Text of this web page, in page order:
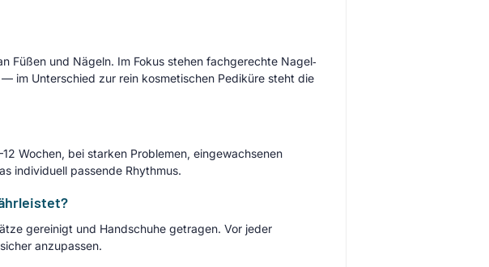
Füßen und Nägeln. Im Fokus stehen fachgerechte Nagel‑
im Unterschied zur rein kosmetischen Pediküre steht die
Wochen, bei starken Problemen, eingewachsenen
individuell passende Rhythmus.
gereinigt und Handschuhe getragen. Vor jeder
anzupassen.